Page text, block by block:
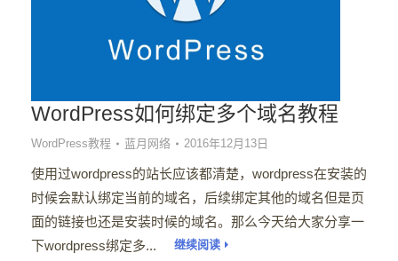
WordPress如何绑定多个域名教程
WordPress教程 蓝月网络 2016年12月13日
使用过wordpress的站长应该都清楚，wordpress在安装的
时候会默认绑定当前的域名，后续绑定其他的域名但是页
面的链接也还是安装时候的域名。那么今天给大家分享一
下wordpress绑定多...
继续阅读